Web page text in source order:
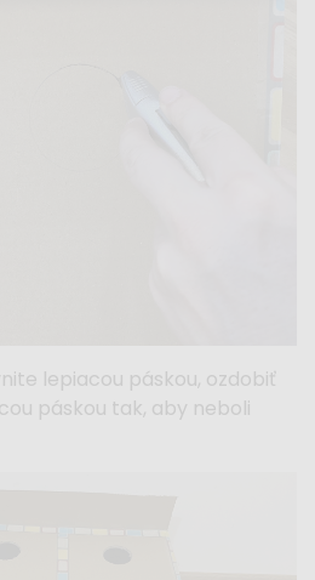
lepiacou páskou, ozdobiť
páskou tak, aby neboli